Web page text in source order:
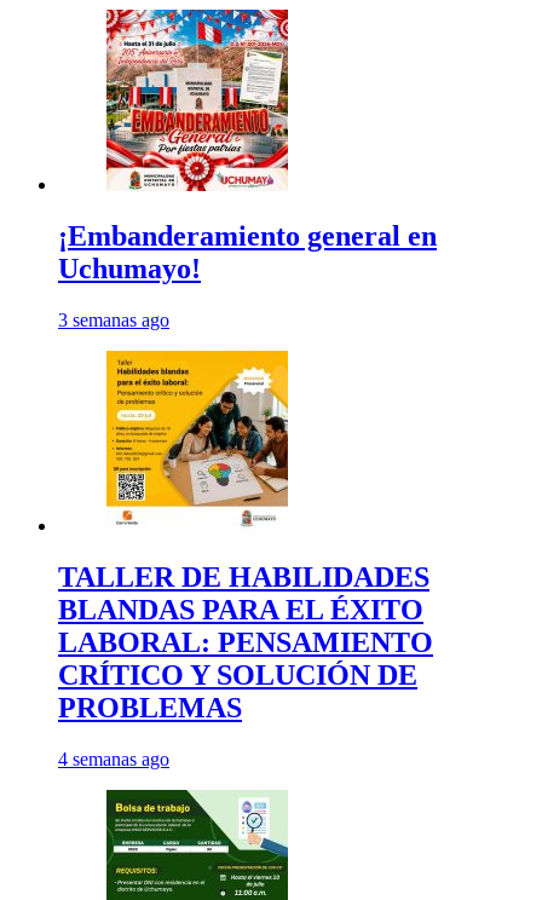
¡Embanderamiento general en
Uchumayo!
3 semanas ago
TALLER DE HABILIDADES
BLANDAS PARA EL ÉXITO
LABORAL: PENSAMIENTO
CRÍTICO Y SOLUCIÓN DE
PROBLEMAS
4 semanas ago